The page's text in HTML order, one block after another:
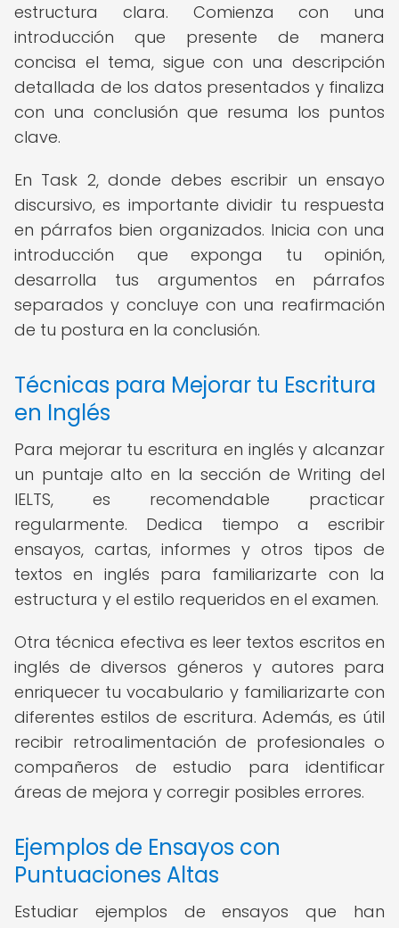
estructura clara. Comienza con una
introducción que presente de manera
concisa el tema, sigue con una descripción
detallada de los datos presentados y finaliza
con una conclusión que resuma los puntos
clave.
En Task 2, donde debes escribir un ensayo
discursivo, es importante dividir tu respuesta
en párrafos bien organizados. Inicia con una
introducción que exponga tu opinión,
desarrolla tus argumentos en párrafos
separados y concluye con una reafirmación
de tu postura en la conclusión.
Técnicas para Mejorar tu Escritura
en Inglés
Para mejorar tu escritura en inglés y alcanzar
un puntaje alto en la sección de Writing del
IELTS, es recomendable practicar
regularmente. Dedica tiempo a escribir
ensayos, cartas, informes y otros tipos de
textos en inglés para familiarizarte con la
estructura y el estilo requeridos en el examen.
Otra técnica efectiva es leer textos escritos en
inglés de diversos géneros y autores para
enriquecer tu vocabulario y familiarizarte con
diferentes estilos de escritura. Además, es útil
recibir retroalimentación de profesionales o
compañeros de estudio para identificar
áreas de mejora y corregir posibles errores.
Ejemplos de Ensayos con
Puntuaciones Altas
Estudiar ejemplos de ensayos que han